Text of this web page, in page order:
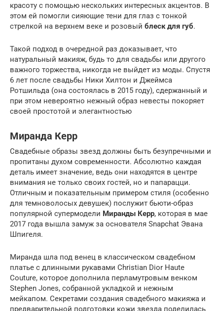
красоту с помощью нескольких интересных акцентов. В
этом ей помогли сияющие тени для глаз с тонкой
стрелкой на верхнем веке и розовый блеск для губ.
Такой подход в очередной раз доказывает, что
натуральный макияж, будь то для свадьбы или другого
важного торжества, никогда не выйдет из моды. Спустя
6 лет после свадьбы Ники Хилтон и Джеймса
Ротшильда (она состоялась в 2015 году), сдержанный и
при этом невероятно нежный образ невесты покоряет
своей простотой и элегантностью
Миранда Керр
Свадебные образы звезд должны быть безупречными и
пропитаны духом современности. Абсолютно каждая
деталь имеет значение, ведь они находятся в центре
внимания не только своих гостей, но и папарацци.
Отличным и показательным примером стиля (особенно
для темноволосых девушек) послужит бьюти-образ
популярной супермодели Миранды Керр, которая в мае
2017 года вышла замуж за основателя Snapchat Эвана
Шпигеля.
Миранда шла под венец в классическом свадебном
платье с длинными рукавами Christian Dior Haute
Couture, которое дополнила перламутровым венком
Stephen Jones, собранной укладкой и нежным
мейкапом. Секретами создания свадебного макияжа и
предварительной подготовки кожи звезда поделилась